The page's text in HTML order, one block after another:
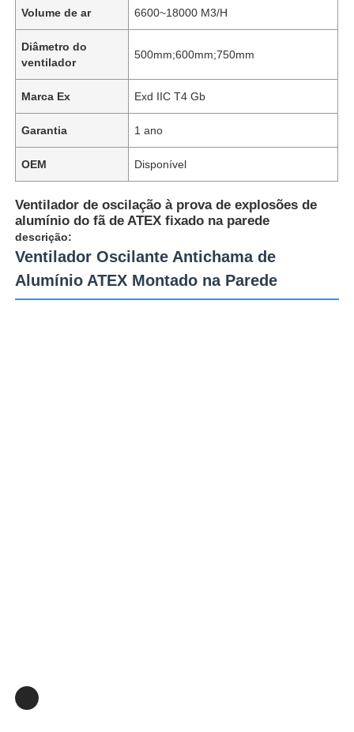
Fábrica
Volume de ar 6600~18000 M3/H
Diâmetro do
ventilador
500mm;600mm;750mm
Marca Ex Exd IIC T4 Gb
Garantia 1 ano
OEM Disponível
Ventilador de oscilação à prova de explosões de
alumínio do fã de ATEX fixado na parede
descrição:
Ventilador Oscilante Antichama de
Alumínio ATEX Montado na Parede